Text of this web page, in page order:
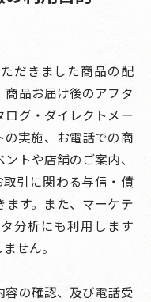
だきました商品の配
品お届け後のアフタ
グ・ダイレクトメー
の実施、お電話での商
トや店舗のご案内、
引に関わる与信・債
ます。また、マーケテ
分析にも利用します
せん。
容の確認、及び電話受